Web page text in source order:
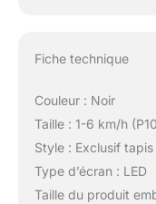
Fiche technique
Couleur : Noir
Taille : 1-6 km/h
Style : Exclusif
Type d’écran : LED
Taille du produit